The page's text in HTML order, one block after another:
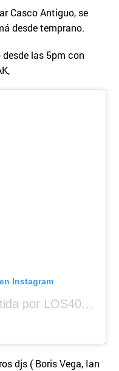
Casco Antiguo, se
desde temprano.
las 5pm con
Instagram
Una publicación compartida por LOS40 Panamá (@los40panama)
djs ( Boris Vega, Ian